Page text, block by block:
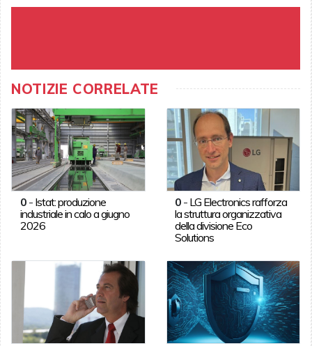
NOTIZIE CORRELATE
0- Istat: produzione
industriale in calo a giugno
2026
0 - LG Electronics rafforza
la struttura organizzativa
della divisione Eco
Solutions